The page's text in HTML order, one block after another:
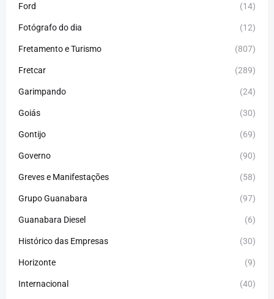
Ford (14)
Fotógrafo do dia (12)
Fretamento e Turismo (807)
Fretcar (289)
Garimpando (24)
Goiás (30)
Gontijo (69)
Governo (90)
Greves e Manifestações (58)
Grupo Guanabara (97)
Guanabara Diesel (6)
Histórico das Empresas (30)
Horizonte (9)
Internacional (40)